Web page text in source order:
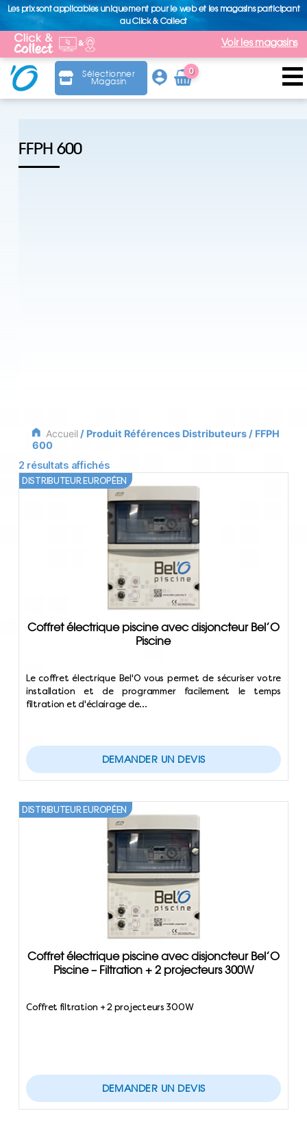
Les prix sont applicables uniquement pour le web et les magasins participant
au Click & Collect
Voir les magasins
Sélectionner
Magasin
0
Arti
cle
FFPH 600
Accueil/ Produit Références Distributeurs / FFPH
600
2 résultats affichés
Coffret électrique piscine avec disjoncteur Bel’O
Piscine
DISTRIBUTEUR EUROPÉEN
Le coffret électrique Bel'O vous permet de sécuriser votre
installation et de programmer facilement le temps
filtration et d'éclairage de…
DEMANDER UN DEVIS
Coffret électrique piscine avec disjoncteur Bel’O
Piscine – Filtration + 2 projecteurs 300W
DISTRIBUTEUR EUROPÉEN
Coffret filtration + 2 projecteurs 300W
DEMANDER UN DEVIS